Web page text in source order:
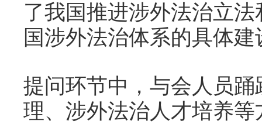
了我国推进涉外法治立
国涉外法治体系的具体建
提问环节中，与会人员
理、涉外法治人才培养